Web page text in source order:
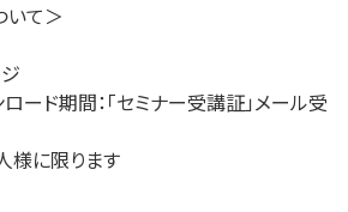
いて＞
ード期間：「セミナー受講証」メール受
様に限ります